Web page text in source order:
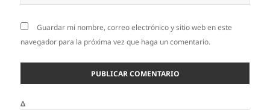
Guardar mi nombre, correo electrónico y sitio web en este
navegador para la próxima vez que haga un comentario.
Δ